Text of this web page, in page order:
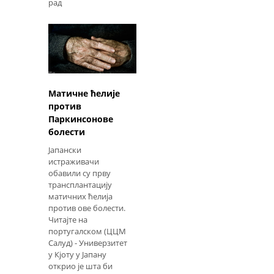
рад
Матичне ћелије
против
Паркинсонове
болести
Јапански
истраживачи
обавили су прву
трансплантацију
матичних ћелија
против ове болести.
Читајте на
португалском (ЦЦМ
Салуд) - Универзитет
у Кјоту у Јапану
открио је шта би